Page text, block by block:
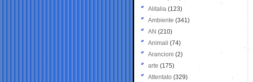
Alitalia (123)
Ambiente (341)
AN (210)
Animali (74)
Arancioni (2)
arte (175)
Attentato (329)